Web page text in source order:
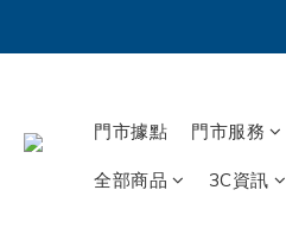
門市據點 門市服務
全部商品 3C資訊